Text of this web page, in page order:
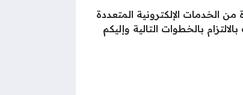
الخدمات الإلكترونية المتعددة
بالخطوات التالية وإليكم